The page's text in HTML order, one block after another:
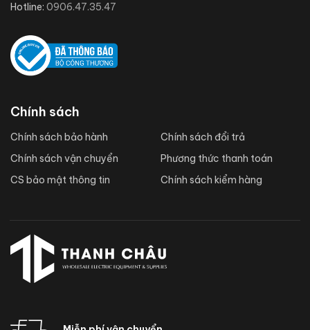
Hotline: 0906.47.35.47
Chính sách
Chính sách bảo hành
Chính sách vận chuyển
CS bảo mật thông tin
Chính sách đổi trả
Phương thức thanh toán
Chính sách kiểm hàng